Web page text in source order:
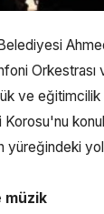
ve eğitimcilik
yüreğindeki
müzik